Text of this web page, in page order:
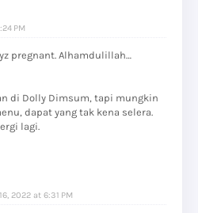
PM
pregnant. Alhamdulillah…
di Dolly Dimsum, tapi mungkin
dapat yang tak kena selera.
lagi.
2022 at 6:31 PM